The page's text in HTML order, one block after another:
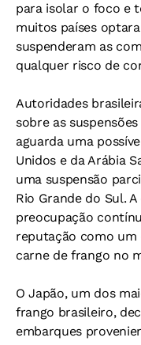
para isolar o foco e
muitos países
suspenderam as
qualquer risco de
Autoridades
sobre as
aguarda uma
Unidos e da Arábia
uma suspensão
Rio Grande do Sul.
preocupação
reputação como
carne de frango no
O Japão, um dos
frango brasileiro,
embarques